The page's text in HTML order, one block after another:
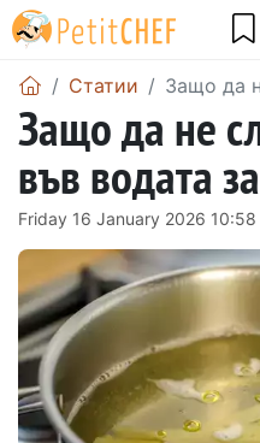
Статии Защо да
Защо да не
във водата
Friday 16 January 2026